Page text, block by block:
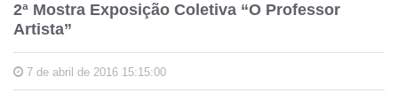
2ª Mostra Exposição Coletiva “O Professor
Artista”
7 de abril de 2016 15:15:00